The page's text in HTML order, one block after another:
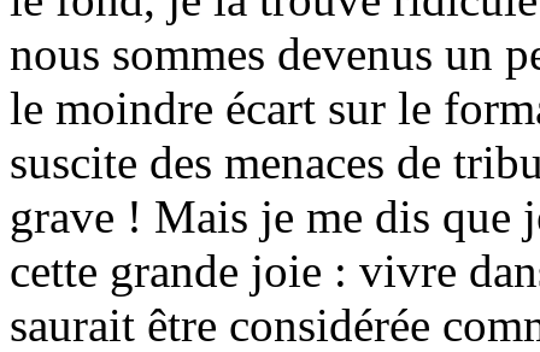
nous sommes devenus un
le moindre écart sur le
suscite des menaces de
grave ! Mais je me dis que
cette grande joie : vivre
saurait être considérée